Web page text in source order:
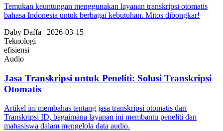
Temukan keuntungan menggunakan layanan transkripsi otomatis
bahasa Indonesia untuk berbagai kebutuhan. Mitos dibongkar!
Daby Daffa | 2026-03-15
Teknologi
efisiensi
Audio
Jasa Transkripsi untuk Peneliti: Solusi Transkripsi
Otomatis
Artikel ini membahas tentang jasa transkripsi otomatis dari
Transkripsi ID, bagaimana layanan ini membantu peneliti dan
mahasiswa dalam mengelola data audio.